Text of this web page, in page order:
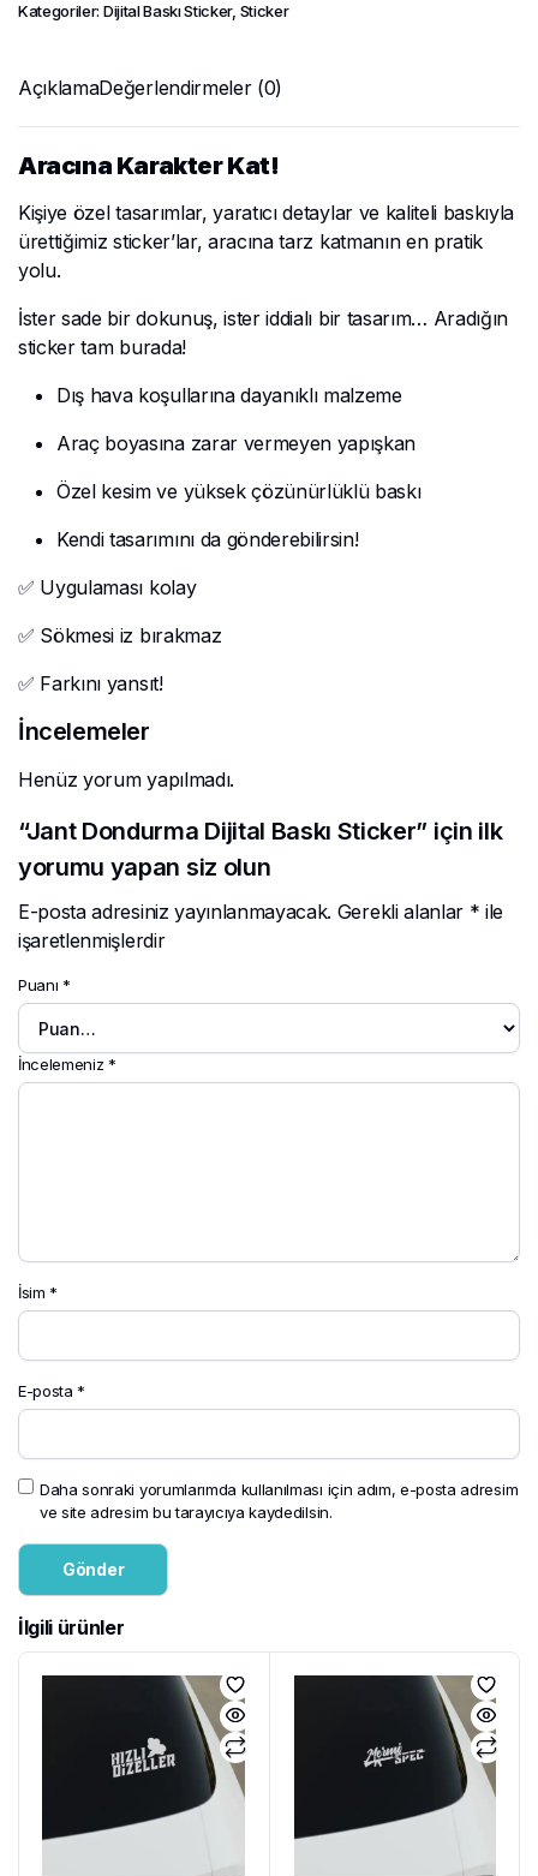
Kategoriler: Dijital Baskı Sticker, Sticker
AçıklamaDeğerlendirmeler (0)
Aracına Karakter Kat!
Kişiye özel tasarımlar, yaratıcı detaylar ve kaliteli baskıyla
ürettiğimiz sticker’lar, aracına tarz katmanın en pratik
yolu.
İster sade bir dokunuş, ister iddialı bir tasarım… Aradığın
sticker tam burada!
Dış hava koşullarına dayanıklı malzeme
Araç boyasına zarar vermeyen yapışkan
Özel kesim ve yüksek çözünürlüklü baskı
Kendi tasarımını da gönderebilirsin!
✅ Uygulaması kolay
✅ Sökmesi iz bırakmaz
✅ Farkını yansıt!
İncelemeler
Henüz yorum yapılmadı.
“Jant Dondurma Dijital Baskı Sticker” için ilk
yorumu yapan siz olun
E-posta adresiniz yayınlanmayacak. Gerekli alanlar * ile
işaretlenmişlerdir
Puanı *
İncelemeniz *
İsim *
E-posta *
Daha sonraki yorumlarımda kullanılması için adım, e-posta adresim
ve site adresim bu tarayıcıya kaydedilsin.
İlgili ürünler